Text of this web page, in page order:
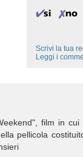
Scrivi la tua
Leggi i
film in
pellicola